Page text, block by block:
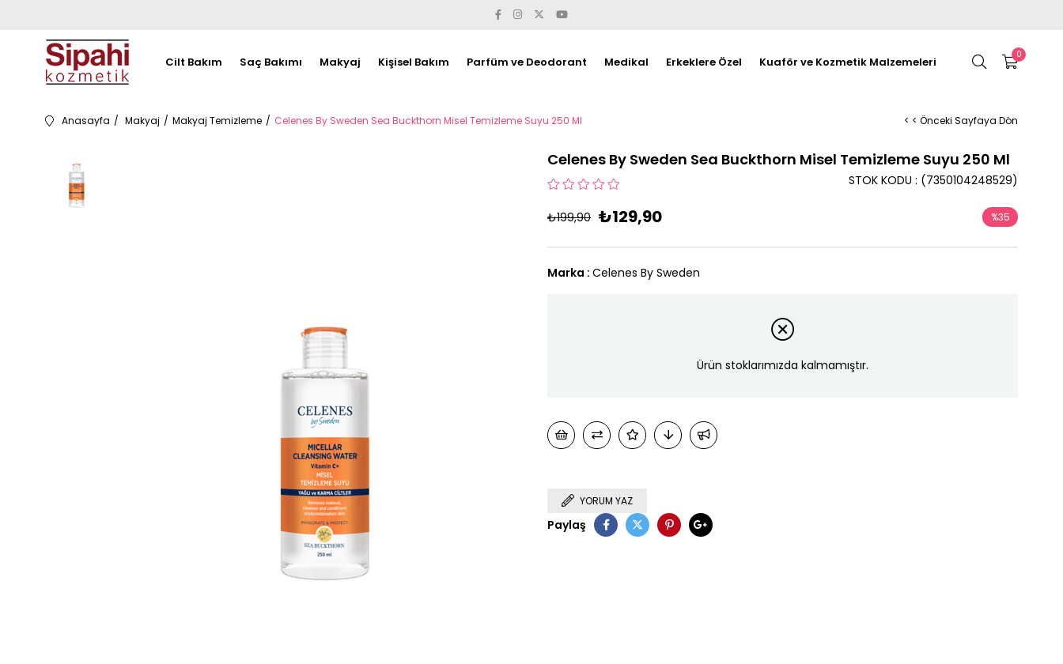
0
Cilt Bakım Saç Bakımı Makyaj Kişisel Bakım Parfüm ve Deodorant Medikal Erkeklere Özel Kuaför ve Kozmetik Malzemeleri
Anasayfa Makyaj Makyaj Temizleme Celenes By Sweden Sea Buckthorn Misel Temizleme Suyu 250 Ml < < Önceki Sayfaya Dön
Celenes By Sweden Sea Buckthorn Misel Temizleme Suyu 250 Ml
STOK KODU (7350104248529)
₺199,90 ₺129,90 %35
Marka : Celenes By Sweden
Ürün stoklarımızda kalmamıştır.
YORUM YAZ
Paylaş